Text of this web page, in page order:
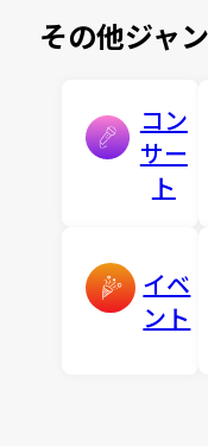
その他ジャ
コン
サー
ト
イベ
ント